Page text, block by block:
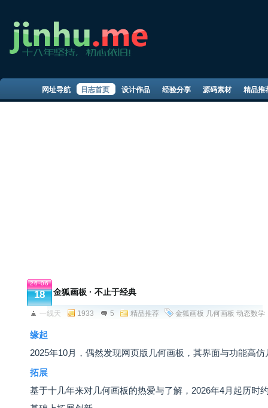
网址导航 日志首页 设计作品 经验分享 源码素材 精品推
26-06
18 金狐画板 · 不止于经典
一线天 1933 5 精品推荐 金狐画板 几何画板 动态数学
缘起
2025年10月，偶然发现网页版几何画板，其界面与功能高仿
拓展
基于十几年来对几何画板的热爱与了解，2026年4月起历时